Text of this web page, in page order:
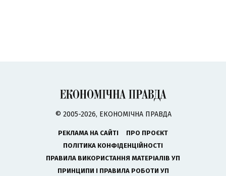
© 2005-2026, ЕКОНОМІЧНА ПРАВДА
РЕКЛАМА НА САЙТІ
ПРО ПРОЄКТ
ПОЛІТИКА КОНФІДЕНЦІЙНОСТІ
ПРАВИЛА ВИКОРИСТАННЯ МАТЕРІАЛІВ УП
ПРИНЦИПИ І ПРАВИЛА РОБОТИ УП